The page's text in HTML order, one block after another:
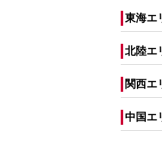
東海エ
北陸エ
関西エ
中国エ